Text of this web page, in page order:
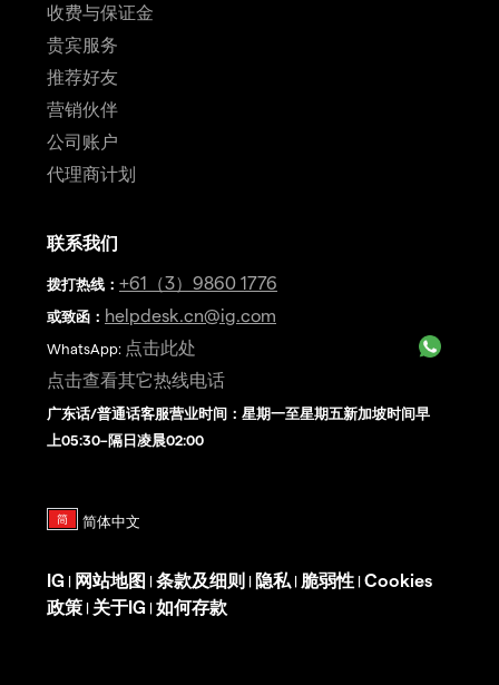
收费与保证金
贵宾服务
推荐好友
营销伙伴
公司账户
代理商计划
联系我们
拨打热线 ： +61（3）9860 1776
或致函： helpdesk.cn@ig.com
WhatsApp: 点击此处
点击查看其它热线电话
广东话/普通话客服营业时间：星期一至星期五新加坡时间早
上05:30–隔日凌晨02:00
IG | 网站地图 | 条款及细则 | 隐私 | 脆弱性 | Cookies
政策 | 关于IG | 如何存款